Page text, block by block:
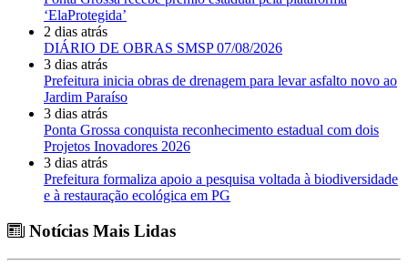
‘ElaProtegida’
2 dias atrás
DIÁRIO DE OBRAS SMSP 07/08/2026
3 dias atrás
Prefeitura inicia obras de drenagem para levar asfalto novo ao
Jardim Paraíso
3 dias atrás
Ponta Grossa conquista reconhecimento estadual com dois
Projetos Inovadores 2026
3 dias atrás
Prefeitura formaliza apoio a pesquisa voltada à biodiversidade
e à restauração ecológica em PG
Notícias Mais Lidas